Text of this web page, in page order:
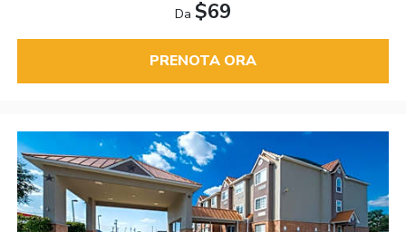
Da $69
PRENOTA ORA